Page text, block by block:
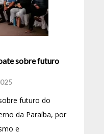
sobre futuro
futuro do
da Paraíba, por
e